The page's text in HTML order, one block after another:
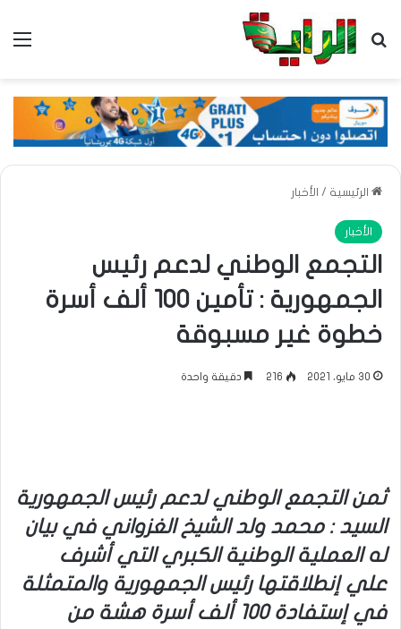
بحث عن
الرئيسية / الأخبار
الأخبار
التجمع الوطني لدعم رئيس
الجمهورية : تأمين 100 ألف أسرة
خطوة غير مسبوقة
30 مايو، 2021 216 دقيقة واحدة
ثمن التجمع الوطني لدعم رئيس الجمهورية
السيد : محمد ولد الشيخ الغزواني في بيان
له العملية الوطنية الكبري التي أشرف
علي إنطلاقتها رئيس الجمهورية والمتمثلة
في إستفادة 100 ألف أسرة هشة من